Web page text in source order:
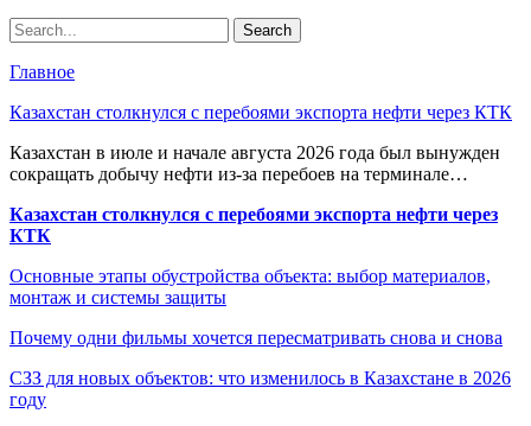
Главное
Казахстан столкнулся с перебоями экспорта нефти через КТК
Казахстан в июле и начале августа 2026 года был вынужден
сокращать добычу нефти из-за перебоев на терминале…
Казахстан столкнулся с перебоями экспорта нефти через
КТК
Основные этапы обустройства объекта: выбор материалов,
монтаж и системы защиты
Почему одни фильмы хочется пересматривать снова и снова
СЗЗ для новых объектов: что изменилось в Казахстане в 2026
году